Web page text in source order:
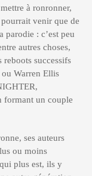
à ronronner,
venir que de
parodie : c’est peu
autres choses,
successifs
Warren Ellis
formant un couple
ses auteurs
ou moins
plus est, ils y